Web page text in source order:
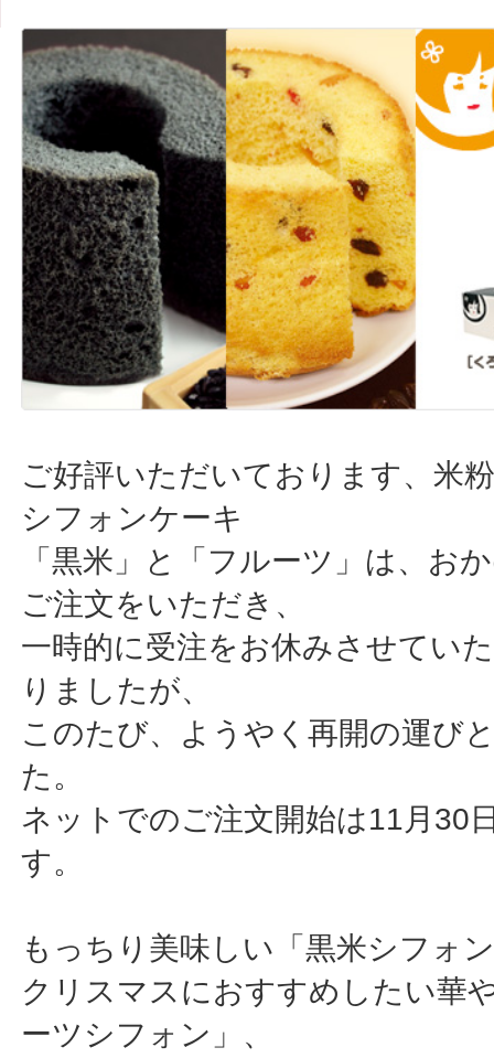
ご好評いただいております、米
シフォンケーキ
「黒米」と「フルーツ」は、お
ご注文をいただき、
一時的に受注をお休みさせてい
りましたが、
このたび、ようやく再開の運び
た。
ネットでのご注文開始は11月30
す。
もっちり美味しい「黒米シフォ
クリスマスにおすすめしたい華
ーツシフォン」、